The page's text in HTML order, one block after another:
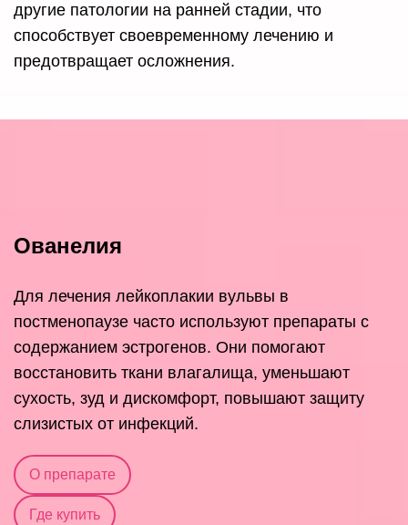
другие патологии на ранней стадии, что
способствует своевременному лечению и
предотвращает осложнения.
Ованелия
Для лечения лейкоплакии вульвы в
постменопаузе часто используют препараты с
содержанием эстрогенов. Они помогают
восстановить ткани влагалища, уменьшают
сухость, зуд и дискомфорт, повышают защиту
слизистых от инфекций.
О препарате
Где купить